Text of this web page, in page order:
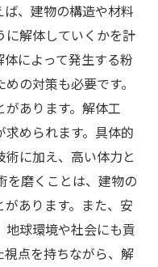
、建物の構造や材料
に解体していくかを計
によって発生する粉
の対策も必要です。
あります。解体工
められます。具体的
に加え、高い体力と
を磨くことは、建物の
あります。また、安
球環境や社会にも貢
点を持ちながら、解